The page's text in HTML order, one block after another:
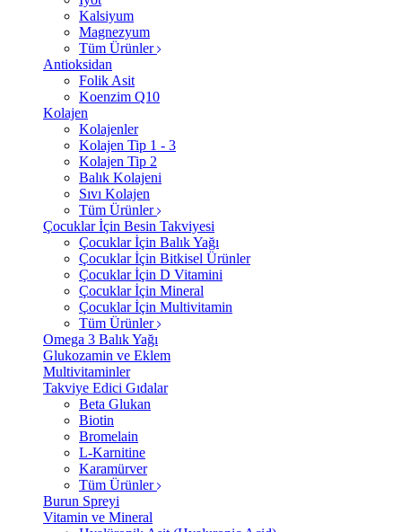
Kalsiyum
Magnezyum
Tüm Ürünler
Antioksidan
Folik Asit
Koenzim Q10
Kolajen
Kolajenler
Kolajen Tip 1 - 3
Kolajen Tip 2
Balık Kolajeni
Sıvı Kolajen
Tüm Ürünler
Çocuklar İçin Besin Takviyesi
Çocuklar İçin Balık Yağı
Çocuklar İçin Bitkisel Ürünler
Çocuklar İçin D Vitamini
Çocuklar İçin Mineral
Çocuklar İçin Multivitamin
Tüm Ürünler
Omega 3 Balık Yağı
Glukozamin ve Eklem
Multivitaminler
Takviye Edici Gıdalar
Beta Glukan
Biotin
Bromelain
L-Karnitine
Karamürver
Tüm Ürünler
Burun Spreyi
Vitamin ve Mineral